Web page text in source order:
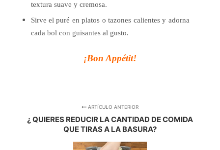
textura suave y cremosa.
Sirve el puré en platos o tazones calientes y adorna
cada bol con guisantes al gusto.
¡Bon Appétit!
ARTÍCULO ANTERIOR
¿ QUIERES REDUCIR LA CANTIDAD DE COMIDA
QUE TIRAS A LA BASURA?